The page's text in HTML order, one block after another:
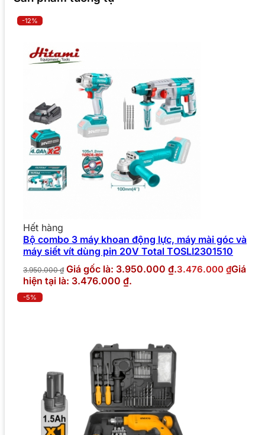
-12%
Hết hàng
Bộ combo 3 máy khoan động lực, máy mài góc và
máy siết vít dùng pin 20V Total TOSLI2301510
3.950.000₫ Giá gốc là: 3.950.000 ₫.3.476.000 ₫Giá
hiện tại là: 3.476.000 ₫.
-5%